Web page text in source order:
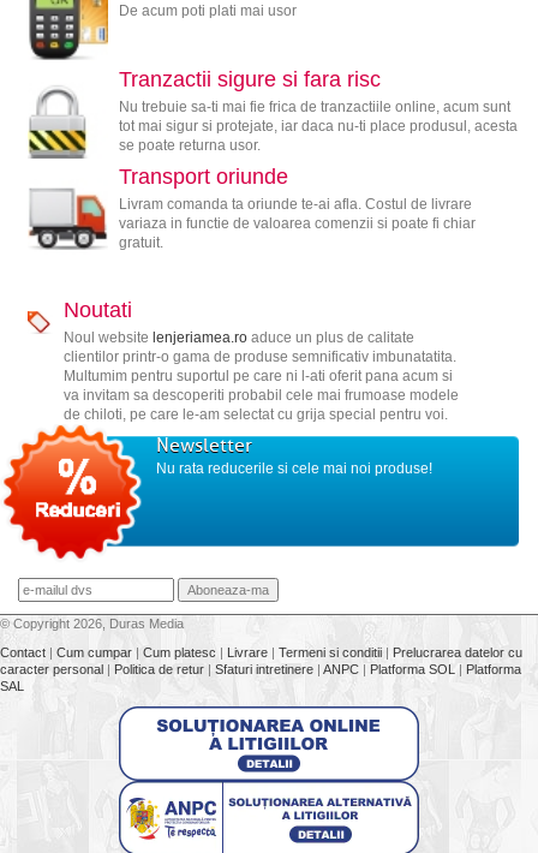
De acum poti plati mai usor
Tranzactii sigure si fara risc
Nu trebuie sa-ti mai fie frica de tranzactiile online, acum sunt
tot mai sigur si protejate, iar daca nu-ti place produsul, acesta
se poate returna usor.
Transport oriunde
Livram comanda ta oriunde te-ai afla. Costul de livrare
variaza in functie de valoarea comenzii si poate fi chiar
gratuit.
Noutati
Noul website lenjeriamea.roaduce un plus de calitate
clientilor printr-o gama de produse semnificativ imbunatatita.
Multumim pentru suportul pe care ni l-ati oferit pana acum si
va invitam sa descoperiti probabil cele mai frumoase modele
de chiloti, pe care le-am selectat cu grija special pentru voi.
Newsletter
Nu rata reducerile si cele mai noi produse!
© Copyright 2026, Duras Media
Contact
Cum cumpar Cum platesc Livrare Termeni si conditii
Prelucrarea datelor cu
caracter personal
Politica de retur Sfaturi intretinere ANPC Platforma SOL
Platforma
SAL